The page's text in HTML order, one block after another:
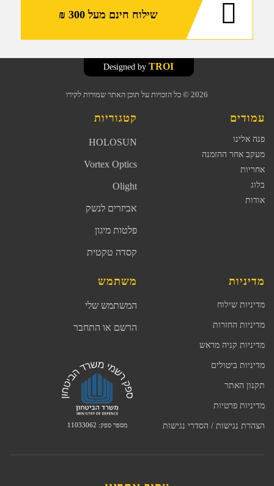
שילוח חינם מעל 300 ₪
2026 © כל הזכויות על תוכן האתר שמורות לקירו
TROI
עמודים
פנה אלינו
מעקב אחר ההזמנה
אחריות
בלוג
אודות
קטגוריות
HOLOSUN
Vortex Optics
Olight
אביזרים לנשק
פלטות מיגון
קסדה טקטית
מדיניות
מדיניות שילוח
מדיניות החזרות
מדיניות קניה מראש
מדיניות ביטולים
תקנון האתר
מדיניות פרטיות
הצהרת נגישות / הסדרי נגישות
משתמש
המשתמש שלי
הרשם או התחבר
מספר ספק: 11033062